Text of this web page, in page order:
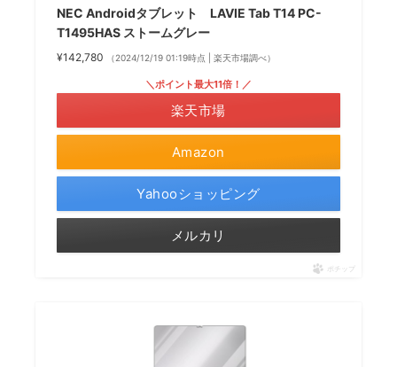
NEC Androidタブレット LAVIE Tab T14 PC-
T1495HAS ストームグレー
¥142,780 （2024/12/19 01:19時点 | 楽天市場調べ）
Amazon
＼ポイント最大11倍！／
楽天市場
Yahooショッピング
メルカリ
ポチップ